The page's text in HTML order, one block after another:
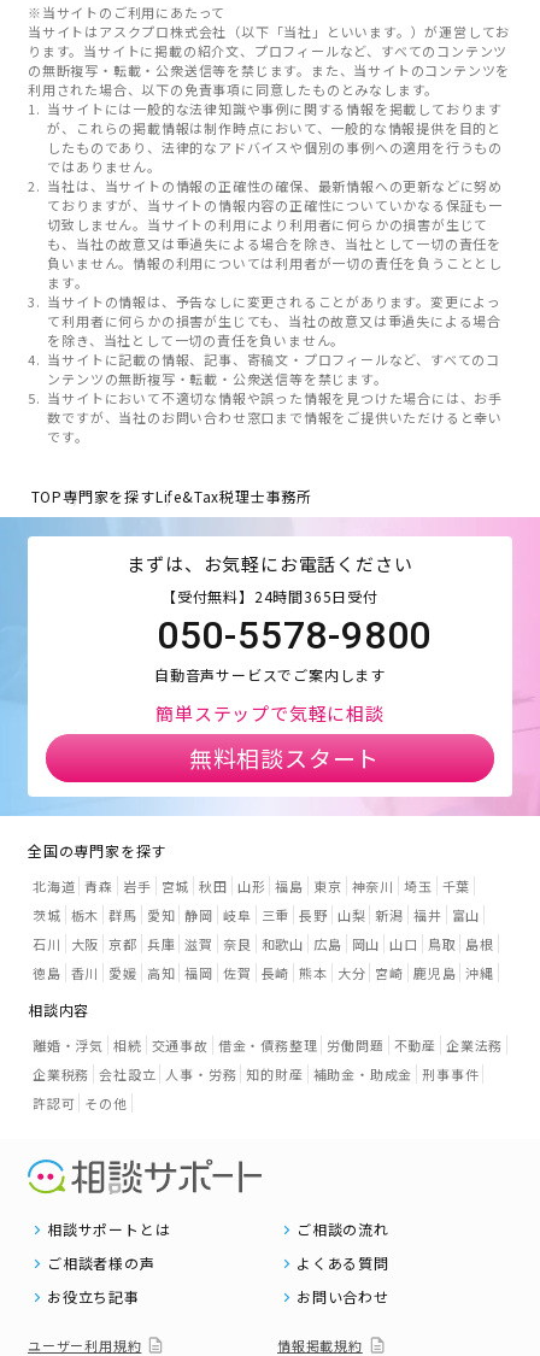
※当サイトのご利用にあたって
当サイトはアスクプロ株式会社（以下「当社」といいます。）が運営してお
ります。当サイトに掲載の紹介文、プロフィールなど、すべてのコンテンツ
の無断複写・転載・公衆送信等を禁じます。また、当サイトのコンテンツを
利用された場合、以下の免責事項に同意したものとみなします。
当サイトには一般的な法律知識や事例に関する情報を掲載しております
が、これらの掲載情報は制作時点において、一般的な情報提供を目的と
したものであり、法律的なアドバイスや個別の事例への適用を行うもの
ではありません。
当社は、当サイトの情報の正確性の確保、最新情報への更新などに努め
ておりますが、当サイトの情報内容の正確性についていかなる保証も一
切致しません。当サイトの利用により利用者に何らかの損害が生じて
も、当社の故意又は重過失による場合を除き、当社として一切の責任を
負いません。情報の利用については利用者が一切の責任を負うこととし
ます。
当サイトの情報は、予告なしに変更されることがあります。変更によっ
て利用者に何らかの損害が生じても、当社の故意又は重過失による場合
を除き、当社として一切の責任を負いません。
当サイトに記載の情報、記事、寄稿文・プロフィールなど、すべてのコ
ンテンツの無断複写・転載・公衆送信等を禁じます。
当サイトにおいて不適切な情報や誤った情報を見つけた場合には、お手
数ですが、当社のお問い合わせ窓口まで情報をご提供いただけると幸い
です。
TOP専門家を探すLife&Tax税理士事務所
まずは、お気軽にお電話ください
【受付無料】24時間365日受付
050-5578-9800
自動音声サービスでご案内します
簡単ステップで気軽に相談
無料相談スタート
全国の専門家を探す
北海道 青森 岩手 宮城 秋田 山形 福島 東京 神奈川 埼玉
千葉
茨城 栃木 群馬 愛知 静岡 岐阜 三重 長野 山梨 新潟 福井
富山
石川
大阪 京都 兵庫 滋賀 奈良 和歌山 広島 岡山 山口 鳥取
島根
徳島 香川 愛媛 高知 福岡 佐賀 長崎 熊本 大分 宮崎 鹿児島 沖縄
相談内容
離婚・浮気 相続 交通事故 借金・債務整理 労働問題 不動産 企業法務
企業税務 会社設立 人事・労務 知的財産 補助金・助成金 刑事事件
許認可 その他
相談サポートとは
ご相談の流れ
ご相談者様の声
よくある質問
お役立ち記事
お問い合わせ
ユーザー利用規約 情報掲載規約